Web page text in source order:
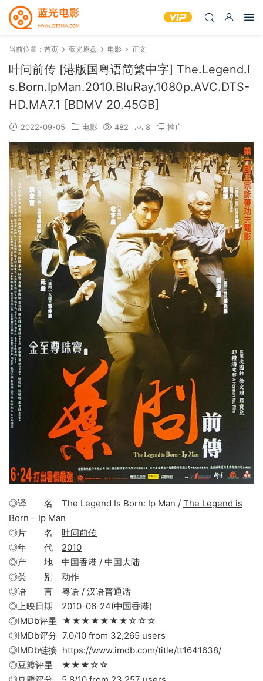
当前位置： 首页 蓝光原盘 电影 正文
叶问前传 [港版国粤语简繁中字] The.Legend.I
s.Born.IpMan.2010.BluRay.1080p.AVC.DTS-
HD.MA7.1 [BDMV 20.45GB]
2022-09-05 电影 482 8 推广
◎译 名 The Legend Is Born: Ip Man / The Legend is
Born – Ip Man
◎片 名 叶问前传
◎年 代 2010
◎产 地 中国香港 / 中国大陆
◎类 别 动作
◎语 言 粤语 / 汉语普通话
◎上映日期 2010-06-24(中国香港)
◎IMDb评星 ★★★★★★★☆☆☆
◎IMDb评分 7.0/10 from 32,265 users
◎IMDb链接 https://www.imdb.com/title/tt1641638/
◎豆瓣评星 ★★★☆☆